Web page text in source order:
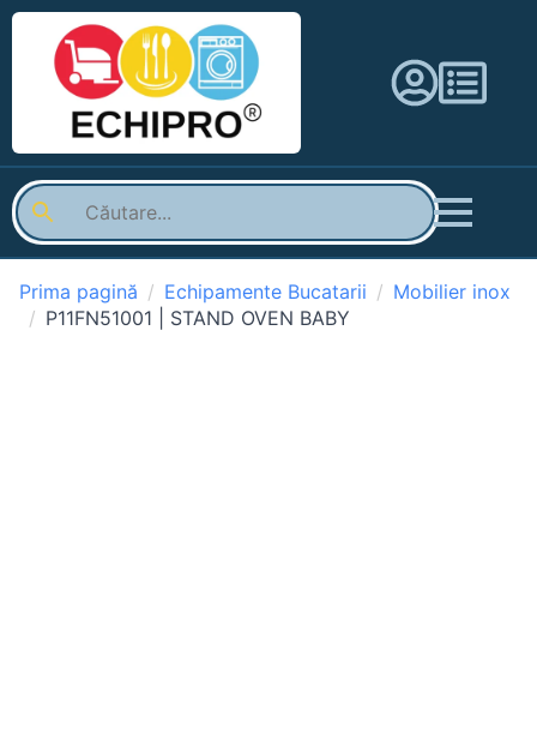
Prima pagină Echipamente Bucatarii
Mobilier inox
P11FN51001 | STAND OVEN BABY